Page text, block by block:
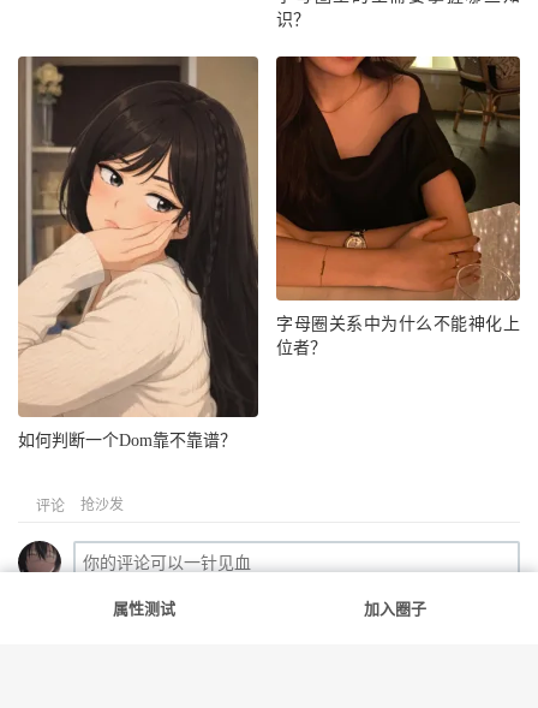
识？
如何判断一个Dom靠不靠谱？
字母圈关系中为什么不能神化上
位者？
评论 抢沙发
属性测试 加入圈子